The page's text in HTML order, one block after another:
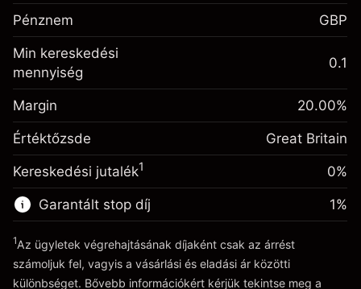
Egynapos finanszírozás
kiigazítás
A pozíció teljes értékéből
származó díjak
-0.021273
%
Ügyletméret tőkeáttétellel ~£5,000.00
Tőkeáttételből származó pénz ~
£4,000.00
Ugrás a platformra
Fedezet. A befektetése
Egynapos finanszírozás
kiigazítás
A pozíció teljes értékéből
származó díjak
-0.000645
%
(-£0.03)
Ügyletméret tőkeáttétellel ~
Tőkeáttételből származó pénz ~
Ugrás a platformra
Pénznem GBP
Min kereskedési
mennyiség
0.1
Margin 20.00%
Értéktőzsde Great Britain
Kereskedési jutalék1 0%
Garantált stop díj 1%
1Az ügyletek végrehajtásának díjaként csak az árrést
számoljuk fel, vagyis a vásárlási és eladási ár közötti
különbséget. Bővebb információkért kérjük tekintse meg a